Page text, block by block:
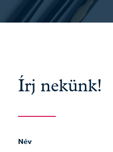
Írj nekünk!
Név